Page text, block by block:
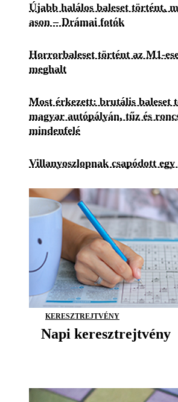
Újabb halálos baleset történt,
ason – Drámai fotók
Horrorbaleset történt az M1-
meghalt
Most érkezett: brutális baleset
magyar autópályán, tűz és
mindenfelé
Villanyoszlopnak csapódott egy
KERESZTREJTVÉNY
Napi keresztrejtvény